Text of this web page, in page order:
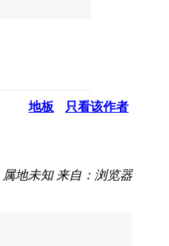
地板 只看该作者
属地未知 来自：浏览器